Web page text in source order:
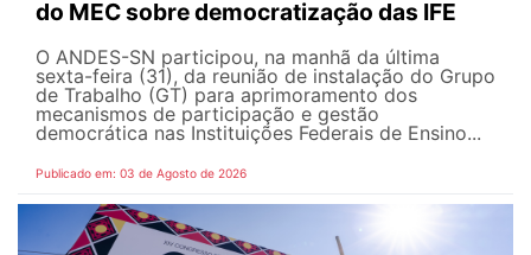
do MEC sobre democratização das IFE
O ANDES-SN participou, na manhã da última
sexta-feira (31), da reunião de instalação do Grupo
de Trabalho (GT) para aprimoramento dos
mecanismos de participação e gestão
democrática nas Instituições Federais de Ensino...
Publicado em: 03 de Agosto de 2026